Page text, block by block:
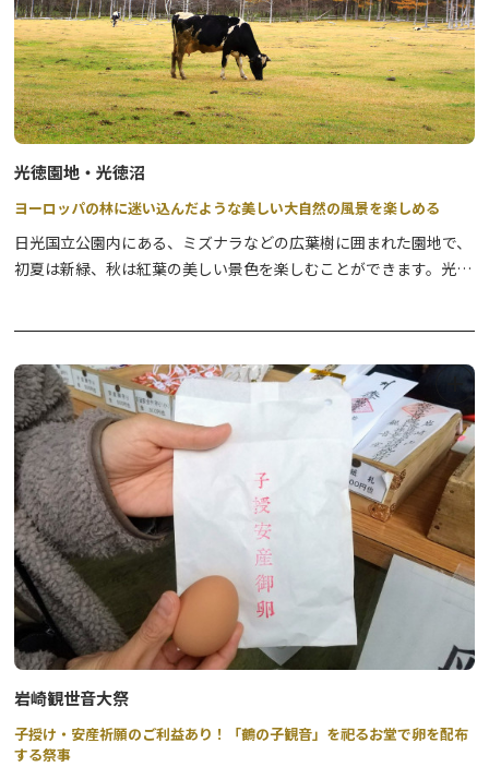
光徳園地・光徳沼
ヨーロッパの林に迷い込んだような美しい大自然の風景を楽しめる
日光国立公園内にある、ミズナラなどの広葉樹に囲まれた園地で、
初夏は新緑、秋は紅葉の美しい景色を楽しむことができます。光徳
か生息できないバイカモ、水面から頭を出すヤチボウズ、初夏に咲
くズミなどの植物を見ることができます。
岩崎観世音大祭
子授け・安産祈願のご利益あり！「鶴の子観音」を祀るお堂で卵を配布
する祭事